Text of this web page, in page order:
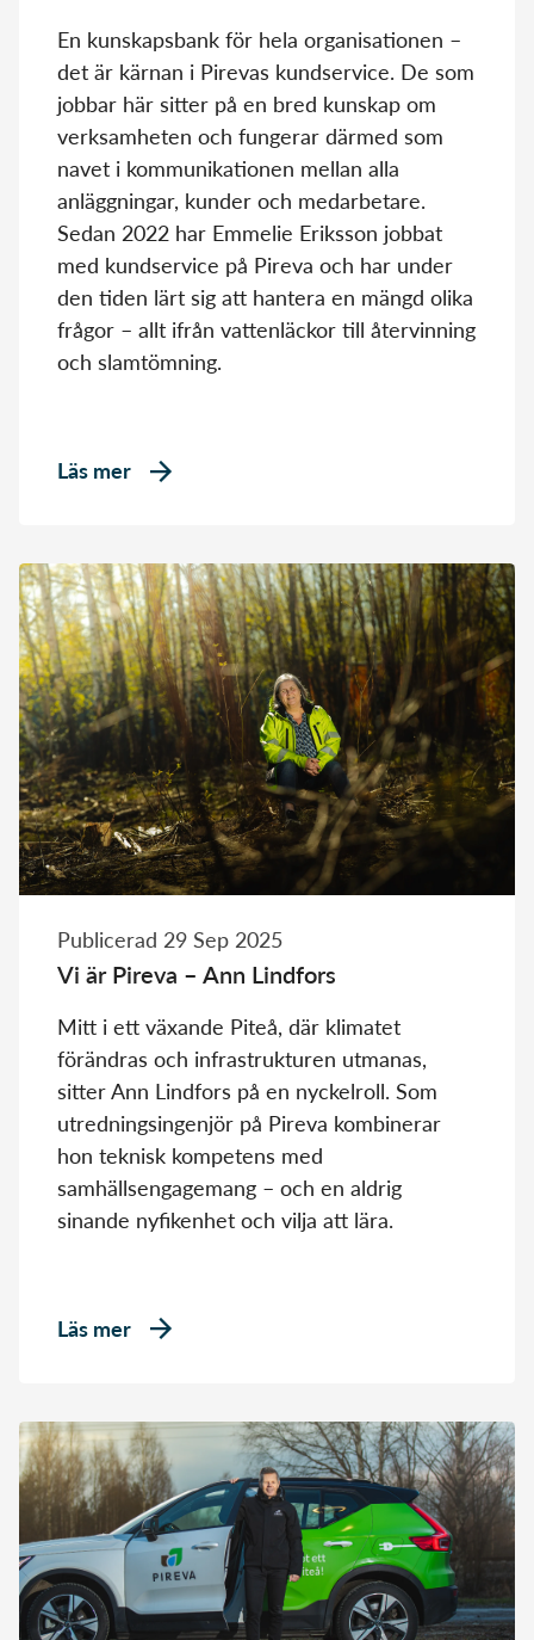
En kunskapsbank för hela organisationen –
det är kärnan i Pirevas kundservice. De som
jobbar här sitter på en bred kunskap om
verksamheten och fungerar därmed som
navet i kommunikationen mellan alla
anläggningar, kunder och medarbetare.
Sedan 2022 har Emmelie Eriksson jobbat
med kundservice på Pireva och har under
den tiden lärt sig att hantera en mängd olika
frågor – allt ifrån vattenläckor till återvinning
och slamtömning.
Läs mer
Publicerad 29 Sep 2025
Vi är Pireva – Ann Lindfors
Mitt i ett växande Piteå, där klimatet
förändras och infrastrukturen utmanas,
sitter Ann Lindfors på en nyckelroll. Som
utredningsingenjör på Pireva kombinerar
hon teknisk kompetens med
samhällsengagemang – och en aldrig
sinande nyfikenhet och vilja att lära.
Läs mer